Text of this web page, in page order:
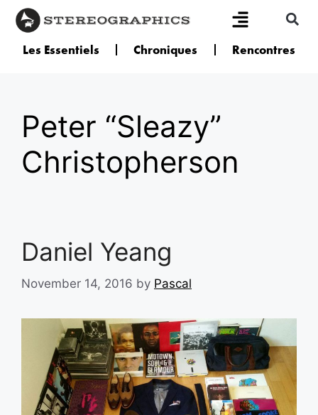
Les Essentiels Chroniques Rencontres
Peter “Sleazy”
Christopherson
Daniel Yeang
November 14, 2016 by Pascal